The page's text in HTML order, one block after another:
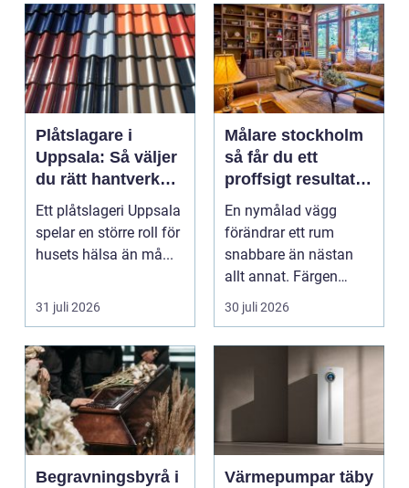
Plåtslagare i
Uppsala: Så väljer
du rätt hantverkare
för tak och fasad
Ett plåtslageri Uppsala
spelar en större roll för
husets hälsa än må...
31 juli 2026
Målare stockholm
så får du ett
proffsigt resultat
hemma
En nymålad vägg
förändrar ett rum
snabbare än nästan
allt annat. Färgen
påverkar hur vi
upplever lju...
30 juli 2026
Begravningsbyrå i
Värmepumpar täby